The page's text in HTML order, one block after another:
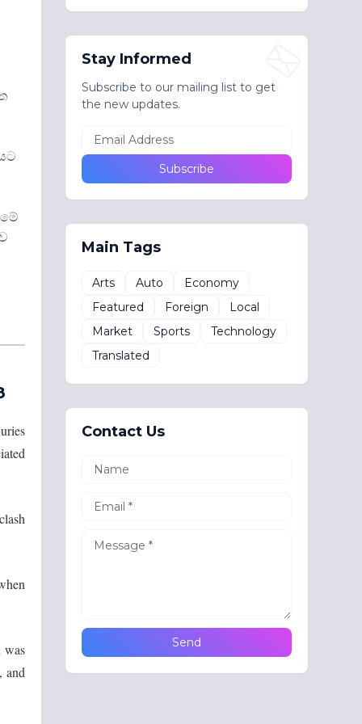
was
and
Stay Informed
Subscribe to our mailing list to get
the new updates.
Main Tags
Arts Auto
Economy
Featured
Foreign
Local
Market
Sports
Technology
Translated
Contact Us